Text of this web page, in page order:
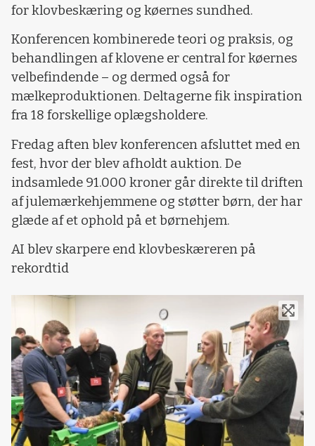
for klovbeskæring og køernes sundhed.
Konferencen kombinerede teori og praksis, og
behandlingen af klovene er central for køernes
velbefindende – og dermed også for
mælkeproduktionen. Deltagerne fik inspiration
fra 18 forskellige oplægsholdere.
Fredag aften blev konferencen afsluttet med en
fest, hvor der blev afholdt auktion. De
indsamlede 91.000 kroner går direkte til driften
af julemærkehjemmene og støtter børn, der har
glæde af et ophold på et børnehjem.
AI blev skarpere end klovbeskæreren på
rekordtid